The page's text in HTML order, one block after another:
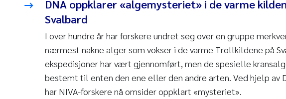
DNA oppklarer «algemysteriet» i de varme
Svalbard
I over hundre år har forskere undret seg over en gruppe
nærmest nakne alger som vokser i de varme Trollkildene på
ekspedisjoner har vært gjennomført, men de spesielle
bestemt til enten den ene eller den andre arten. Ved hjelp av
har NIVA-forskere nå omsider oppklart «mysteriet».